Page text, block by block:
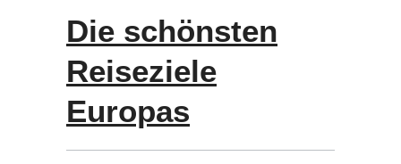
Die schönsten
Reiseziele
Europas